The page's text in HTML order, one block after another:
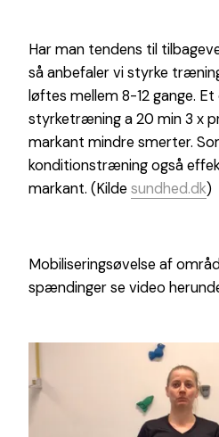
Har man tendens til
så anbefaler vi styrke
løftes mellem 8-12 gange.
styrketræning a 20 min 3 x
markant mindre smerter.
konditionstræning også
markant. (Kildesundhed.dk)
Mobiliseringsøvelse af
spændinger se video